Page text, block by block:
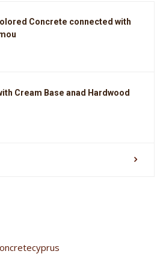
Concrete connected with
Cream Base anad Hardwood